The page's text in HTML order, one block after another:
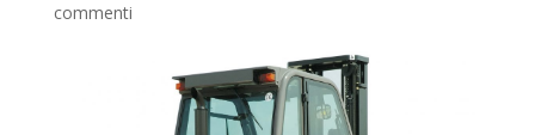
commenti